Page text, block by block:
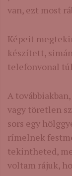
van, ezt most
Képeit
készített,
telefonvonal
A
vagy töretlen
sors egy
rímelnek
tekintheted,
voltam rájuk,